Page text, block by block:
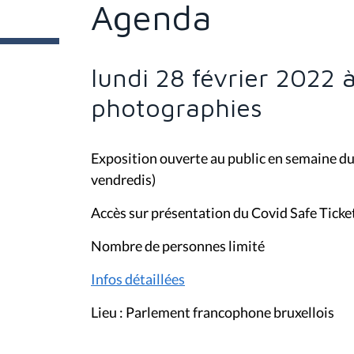
e
s
Agenda
lundi 28 février 2022
photographies
Exposition ouverte au public en semaine
vendredis)
Accès sur présentation du Covid Safe
Nombre de personnes limité
Infos détaillées
Lieu : Parlement francophone bruxellois